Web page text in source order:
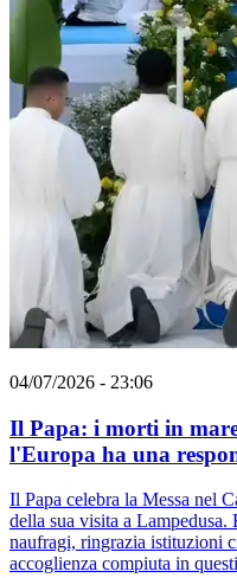
04/07/2026 - 23:06
Il Papa: i morti in
l'Europa ha una
Il Papa celebra la Messa nel
della sua visita a Lampedusa.
naufragi, ringrazia istituzioni
accoglienza compiuta in